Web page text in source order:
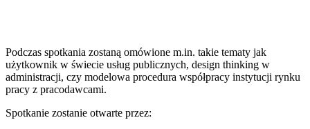
Podczas spotkania zostaną omówione m.in. takie tematy jak
użytkownik w świecie usług publicznych, design thinking w
administracji, czy modelowa procedura współpracy instytucji rynku
pracy z pracodawcami.
Spotkanie zostanie otwarte przez: